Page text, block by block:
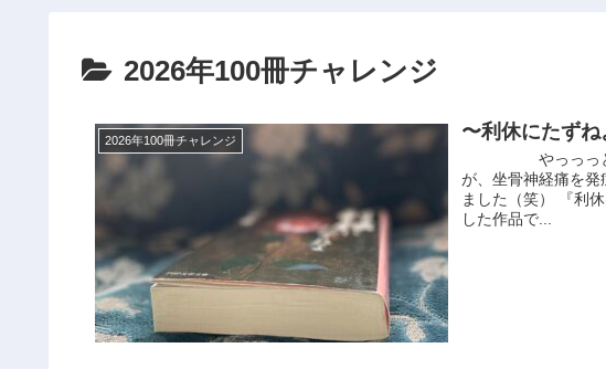
2026年100冊チャレンジ
2026年100冊チャレンジ 〜利休にたずね
やっっっと読了
が、坐骨神経痛を発
ました（笑） 『利
した作品で...